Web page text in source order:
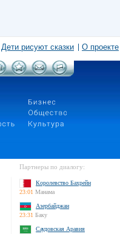
Дети рисуют сказки О проекте
Партнеры по диалогу:
Королевство Бахрейн
23:01 Манама
Азербайджан
23:31 Баку
Саудовская Аравия